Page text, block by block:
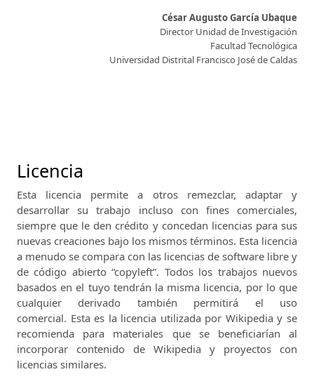
César Augusto García Ubaque
Director Unidad de Investigación
Facultad Tecnológica
Universidad Distrital Francisco José de Caldas
Licencia
Esta licencia permite a otros remezclar, adaptar y
desarrollar su trabajo incluso con fines comerciales,
siempre que le den crédito y concedan licencias para sus
nuevas creaciones bajo los mismos términos. Esta licencia
a menudo se compara con las licencias de software libre y
de código abierto “copyleft”. Todos los trabajos nuevos
basados ​​en el tuyo tendrán la misma licencia, por lo que
cualquier derivado también permitirá el uso
comercial. Esta es la licencia utilizada por Wikipedia y se
recomienda para materiales que se beneficiarían al
incorporar contenido de Wikipedia y proyectos con
licencias similares.